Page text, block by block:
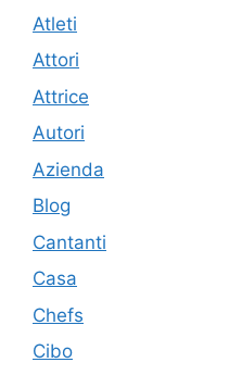
Atleti
Attori
Attrice
Autori
Azienda
Blog
Cantanti
Casa
Chefs
Cibo